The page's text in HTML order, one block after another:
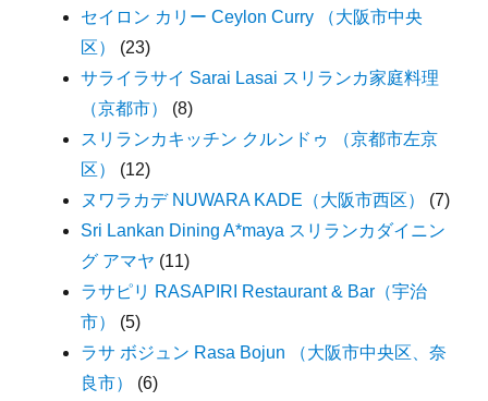
セイロン カリー Ceylon Curry （大阪市中央
区）
(23)
サライラサイ Sarai Lasai スリランカ家庭料理
（京都市）
(8)
スリランカキッチン クルンドゥ （京都市左京
区）
(12)
ヌワラカデ NUWARA KADE（大阪市西区）
(7)
Sri Lankan Dining A*maya スリランカダイニン
グ アマヤ (11)
ラサピリ RASAPIRI Restaurant & Bar（宇治
市）
(5)
ラサ ボジュン Rasa Bojun （大阪市中央区、奈
良市）
(6)